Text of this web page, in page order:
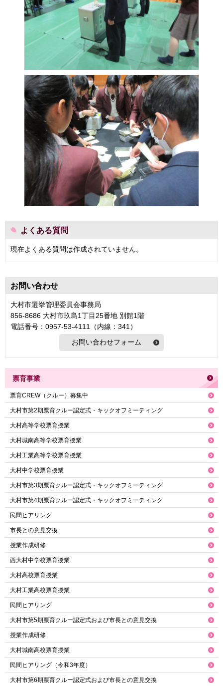
よくある質問
現在よくある質問は作成されていません。
お問い合わせ
大村市選挙管理委員会事務局
856-8686 大村市玖島1丁目25番地 別館1階
電話番号：0957-53-4111（内線：341）
票育事業
票育CREW（クルー）募集中
大村市第2期票育クルー認定式・キックオフミーティング
大村高等学校票育授業
大村城南高等学校票育授業
大村工業高等学校票育授業
大村中学校票育授業
大村市第3期票育クルー認定式・キックオフミーティング
大村市第4期票育クルー認定式・キックオフミーティング
民間ヒアリング
市長との意見交換
授業作成研修
西大村中学校票育授業
大村高校票育授業
大村工業高校票育授業
民間ヒアリング
大村市第5期票育クルー認定式および市長との意見交換
授業作成研修
大村城南高校票育授業
民間ヒアリング（令和3年度）
大村市第6期票育クルー認定式および市長との意見交換